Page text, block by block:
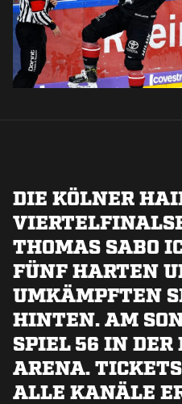
DIE KÖLNER
THOMAS SABO
FÜNF HARTEN
UMKÄMPFTEN
HINTEN. AM
SPIEL 56 IN DER
ARENA.
ALLE KANÄLE